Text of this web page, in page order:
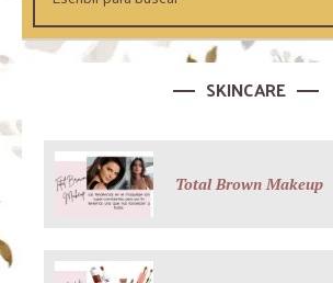
SKINCARE
Total Brown Makeup